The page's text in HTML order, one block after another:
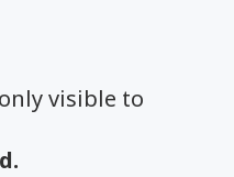
visible to